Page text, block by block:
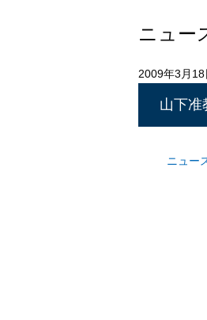
ニュ
2009年3月18
山下准
ニュー